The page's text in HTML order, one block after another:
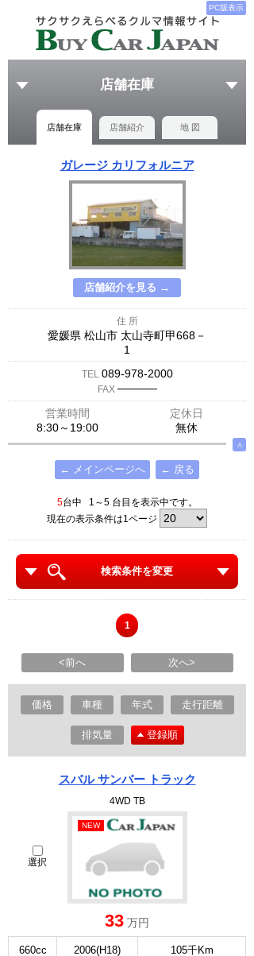
PC版表示
店舗在庫
店舗在庫 店舗紹介 地 図
ガレージ カリフォルニア
店舗紹介を見る →
住 所
愛媛県 松山市 太山寺町甲668－
1
TEL 089-978-2000
FAX ─────
営業時間
定休日
8:30～19:00
無休
∧
← メインページへ ← 戻る
5台中 1～5 台目を表示中です。
現在の表示条件は1ページ
検索条件を変更
1
<前へ 次へ>
価格 車種 年式 走行距離
排気量 登録順
スバル サンバー トラック
4WD TB
選択
NEW
33 万円
660cc 2006(H18) 105千Km